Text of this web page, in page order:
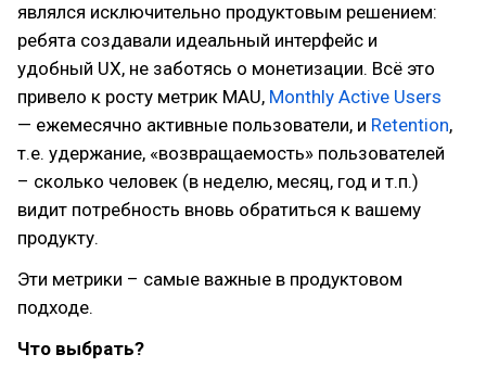
являлся исключительно продуктовым решением:
ребята создавали идеальный интерфейс и
удобный UX, не заботясь о монетизации. Всё это
привело к росту метрик MAU, Monthly Active Users
— ежемесячно активные пользователи, и Retention,
т.е. удержание, «возвращаемость» пользователей
– сколько человек (в неделю, месяц, год и т.п.)
видит потребность вновь обратиться к вашему
продукту.
Эти метрики – самые важные в продуктовом
подходе.
Что выбрать?